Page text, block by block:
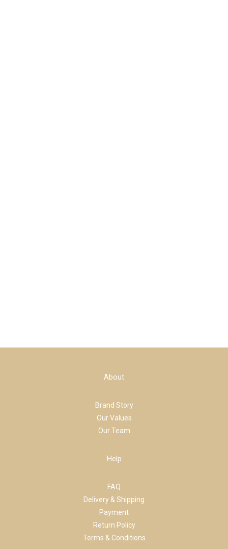
About
Brand Story
Our Values
Our Team
Help
FAQ
Delivery & Shipping
Payment
Return Policy
Terms & Conditions